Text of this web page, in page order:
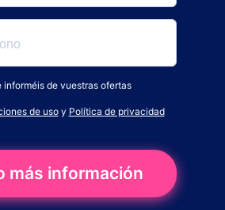
informéis de vuestras ofertas
de usoy Política de privacidad
más información